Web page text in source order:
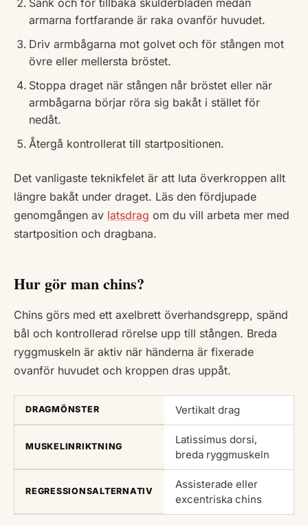
Sänk och för tillbaka skulderbladen medan
armarna fortfarande är raka ovanför huvudet.
Driv armbågarna mot golvet och för stången mot
övre eller mellersta bröstet.
Stoppa draget när stången når bröstet eller när
armbågarna börjar röra sig bakåt i stället för
nedåt.
Återgå kontrollerat till startpositionen.
Det vanligaste teknikfelet är att luta överkroppen allt
längre bakåt under draget. Läs den fördjupade
genomgången av latsdrag om du vill arbeta mer med
startposition och dragbana.
Hur gör man chins?
Chins görs med ett axelbrett överhandsgrepp, spänd
bål och kontrollerad rörelse upp till stången. Breda
ryggmuskeln är aktiv när händerna är fixerade
ovanför huvudet och kroppen dras uppåt.
DRAGMÖNSTER Vertikalt drag
MUSKELINRIKTNING
Latissimus dorsi,
breda ryggmuskeln
REGRESSIONSALTERNATIV
Assisterade eller
excentriska chins